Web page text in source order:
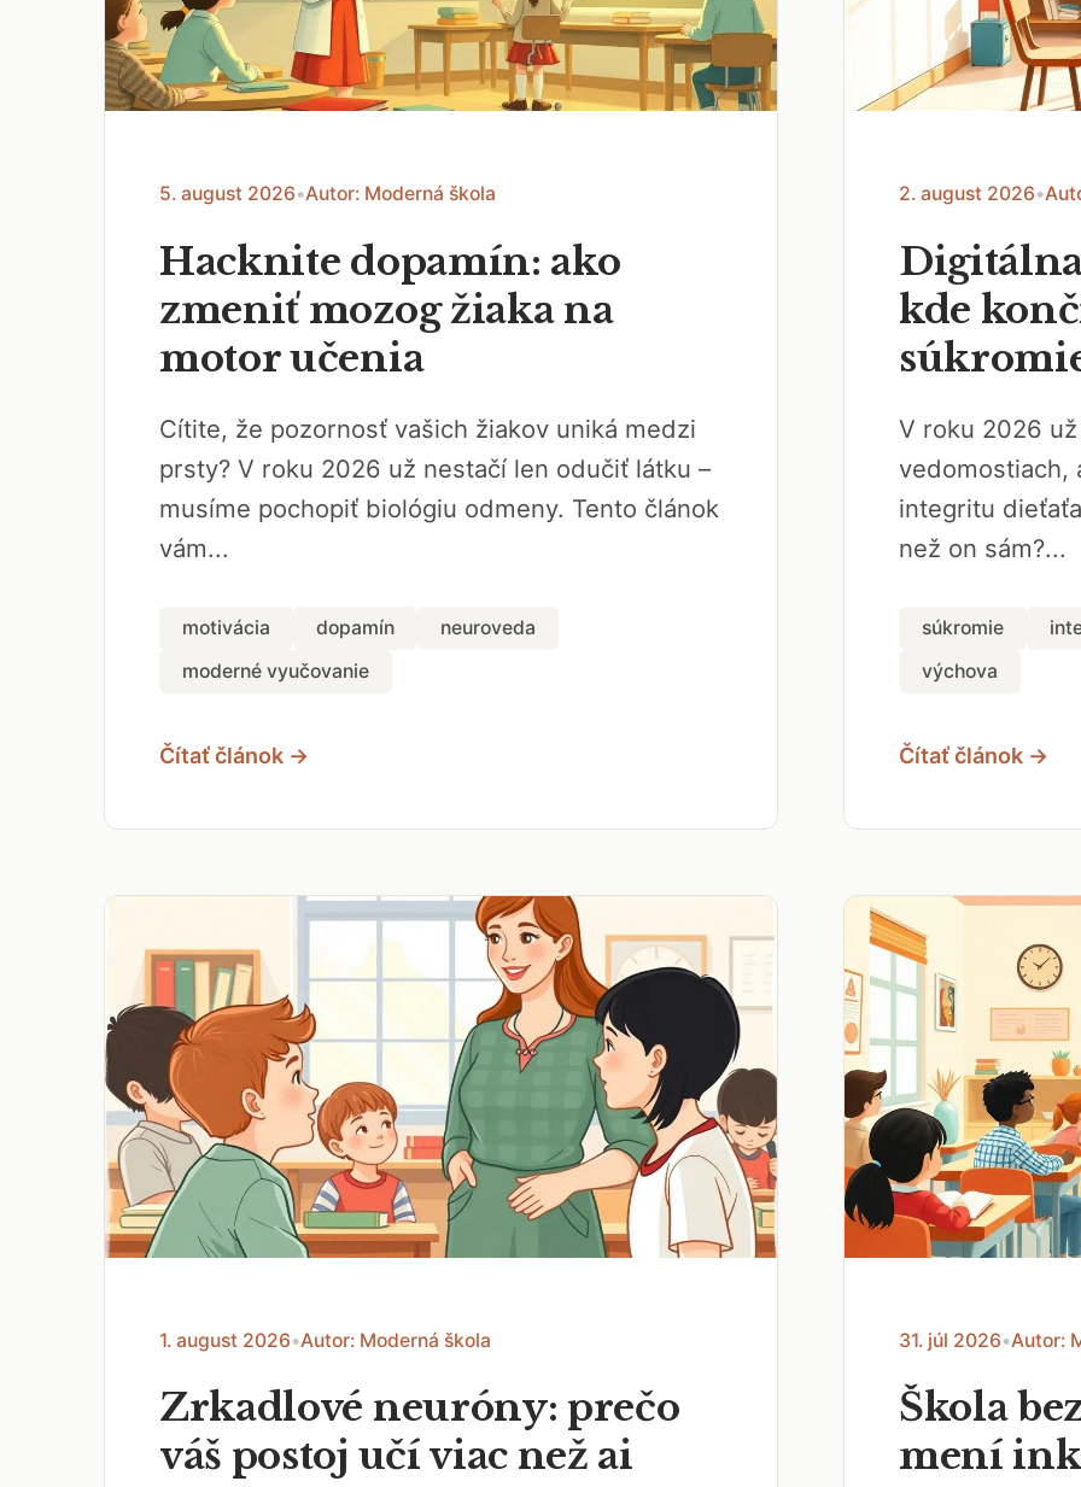
5. august 2026•Autor: Moderná škola
Hacknite dopamín: ako
zmeniť mozog žiaka na
motor učenia
Cítite, že pozornosť vašich žiakov uniká medzi
prsty? V roku 2026 už nestačí len odučiť látku –
musíme pochopiť biológiu odmeny. Tento článok
vám...
motivácia dopamín
neuroveda
moderné vyučovanie
Čítať článok →
2. august 2026•
kde
V roku 2026
vedomostiach,
integritu
než on sám?...
súkromie
výchova
Čítať článok →
1. august 2026•Autor: Moderná škola
Zrkadlové neuróny: prečo
váš postoj učí viac než ai
31. júl 2026•Autor:
Škola
mení